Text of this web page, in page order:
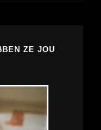
ZE JOU